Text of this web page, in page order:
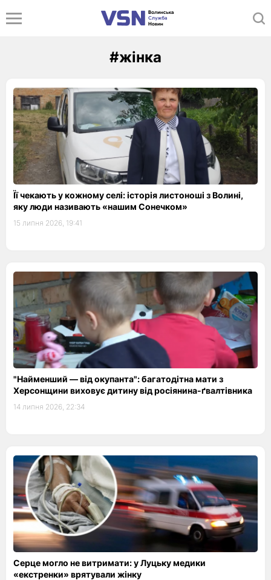
#жінка
Її чекають у кожному селі: історія листоноші з Волині,
яку люди називають «нашим Сонечком»
15 липня 2026, 19:41
"Найменший — від окупанта": багатодітна мати з
Херсонщини виховує дитину від росіянина-ґвалтівника
14 липня 2026, 22:34
Серце могло не витримати: у Луцьку медики
«екстренки» врятували жінку